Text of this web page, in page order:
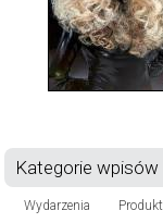
Kategorie wpisów
Wydarzenia